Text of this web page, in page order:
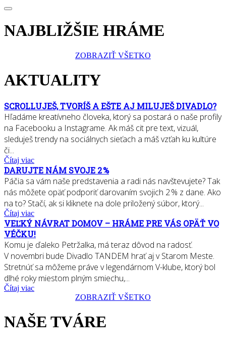
NAJBLIŽŠIE HRÁME
ZOBRAZIŤ VŠETKO
AKTUALITY
SCROLLUJEŠ, TVORÍŠ A EŠTE AJ MILUJEŠ DIVADLO?
Hľadáme kreatívneho človeka, ktorý sa postará o naše profily
na Facebooku a Instagrame. Ak máš cit pre text, vizuál,
sleduješ trendy na sociálnych sieťach a máš vzťah ku kultúre
či...
Čítaj viac
DARUJTE NÁM SVOJE 2 %
Páčia sa vám naše predstavenia a radi nás navštevujete? Tak
nás môžete opäť podporiť darovaním svojich 2 % z dane. Ako
na to? Stačí, ak si kliknete na dole priložený súbor, ktorý...
Čítaj viac
VEĽKÝ NÁVRAT DOMOV – HRÁME PRE VÁS OPÄŤ VO
VÉČKU!
Komu je ďaleko Petržalka, má teraz dôvod na radosť.
V novembri bude Divadlo TANDEM hrať aj v Starom Meste.
Stretnúť sa môžeme práve v legendárnom V-klube, ktorý bol
dlhé roky miestom plným smiechu,...
Čítaj viac
ZOBRAZIŤ VŠETKO
NAŠE TVÁRE